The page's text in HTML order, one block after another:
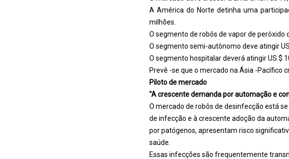
A América do Norte detinha uma
milhões.
O segmento de robôs de vapor de peróxido
O segmento semi-autônomo deve atingir
O segmento hospitalar deverá atingir US $
Prevê -se que o mercado na Ásia -Pacífico
Piloto de mercado
"A crescente demanda por automação e
O mercado de robôs de desinfecção está
de infecção e à crescente adoção da
por patógenos, apresentam risco
saúde.
Essas infecções são frequentemente